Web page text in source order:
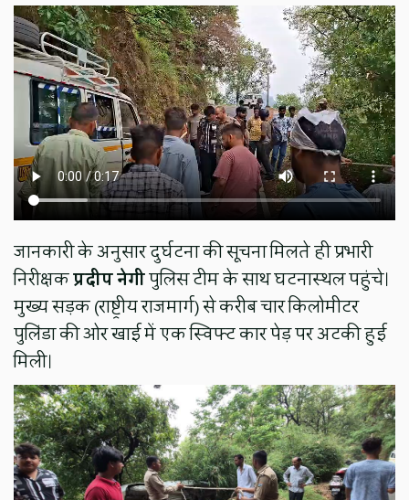
जानकारी के अनुसार दुर्घटना की सूचना मिलते ही प्रभारी
निरीक्षकप्रदीप नेगीपुलिस टीम के साथ घटनास्थल पहुंचे।
मुख्य सड़क (राष्ट्रीय राजमार्ग) से करीब चार किलोमीटर
पुलिंडा की ओर खाई में एक स्विफ्ट कार पेड़ पर अटकी हुई
मिली।